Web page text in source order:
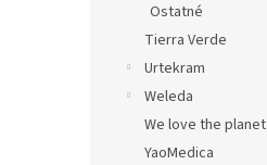
Ostatné
Tierra Verde
Urtekram
Weleda
We love the planet
YaoMedica